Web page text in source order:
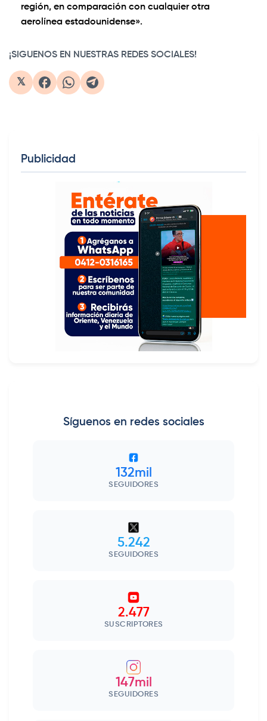
región, en comparación con cualquier otra
aerolínea estadounidense».
¡SIGUENOS EN NUESTRAS REDES SOCIALES!
𝕏
Publicidad
Síguenos en redes sociales
132mil
SEGUIDORES
5.242
SEGUIDORES
2.477
SUSCRIPTORES
147mil
SEGUIDORES